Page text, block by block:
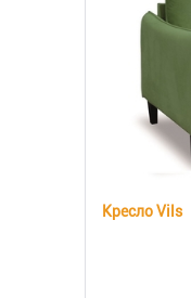
Кресло Vils